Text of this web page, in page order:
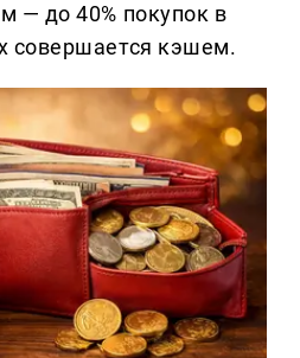
— до 40% покупок в
совершается кэшем.